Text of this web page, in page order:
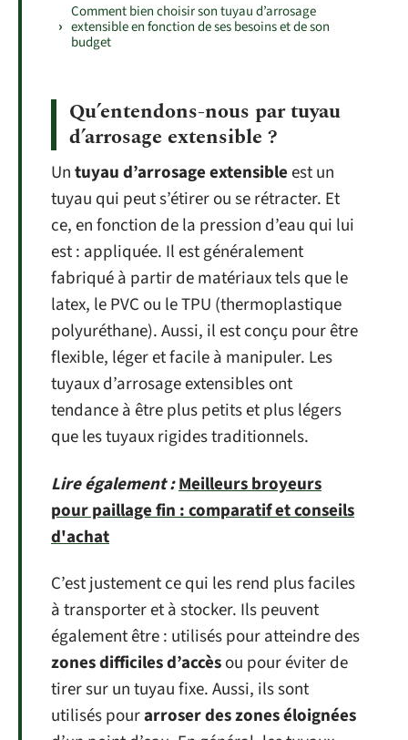
Comment bien choisir son tuyau d’arrosage
extensible en fonction de ses besoins et de son
budget
Qu’entendons-nous par tuyau
d’arrosage extensible ?
Untuyau d’arrosage extensibleest un
tuyau qui peut s’étirer ou se rétracter. Et
ce, en fonction de la pression d’eau qui lui
est : appliquée. Il est généralement
fabriqué à partir de matériaux tels que le
latex, le PVC ou le TPU (thermoplastique
polyuréthane). Aussi, il est conçu pour être
flexible, léger et facile à manipuler. Les
tuyaux d’arrosage extensibles ont
tendance à être plus petits et plus légers
que les tuyaux rigides traditionnels.
Lire également :Meilleurs broyeurs
pour paillage fin : comparatif et conseils
d'achat
C’est justement ce qui les rend plus faciles
à transporter et à stocker. Ils peuvent
également être : utilisés pour atteindre des
zones difficiles d’accèsou pour éviter de
tirer sur un tuyau fixe. Aussi, ils sont
utilisés pourarroser des zones éloignées